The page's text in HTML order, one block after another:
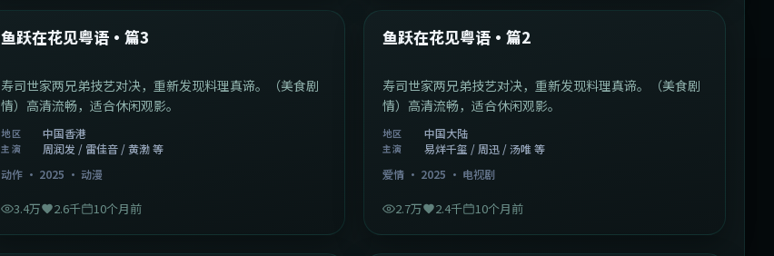
最新
鱼跃在花见粤语·篇3
寿司世家两兄弟技艺对决，重新发现料理真谛。（美食剧
情）高清流畅，适合休闲观影。
地区 中国香港
主演
周润发 / 雷佳音 / 黄渤 等
动作 · 2025 ·动漫
3.4万 2.6千 10个月前
最新
鱼跃在花见粤语·篇2
寿司世家两兄弟技艺对决，重新发现料理真谛。（美食剧
情）高清流畅，适合休闲观影。
地区 中国大陆
主演
易烊千玺 / 周迅 / 汤唯 等
爱情· 2025 · 电视剧
2.7万 2.4千 10个月前
中国大陆 1:46:58 中国香港 1:29:59